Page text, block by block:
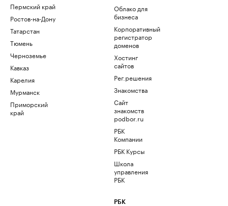
Пермский край
Ростов-на-Дону
Татарстан
Тюмень
Черноземье
Кавказ
Карелия
Мурманск
Приморский
край
Облако для
бизнеса
Корпоративный
регистратор
доменов
Хостинг
сайтов
Рег.решения
Знакомства
Сайт
знакомств
podbor.ru
РБК
Компании
РБК Курсы
Школа
управления
РБК
РБК